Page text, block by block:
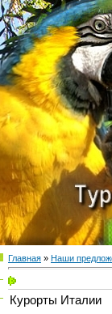
Главная » Наши
Курорты Италии